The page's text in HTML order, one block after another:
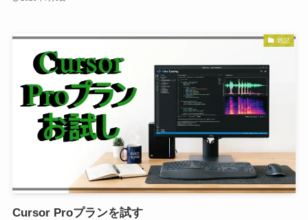
雑記
Cursor Proプランを試す